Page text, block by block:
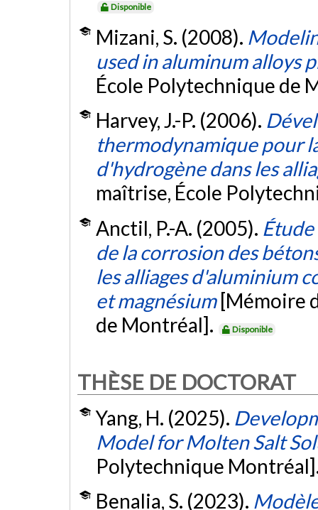
Disponible
Mizani, S. (2008).
used in aluminum alloys
École Polytechnique de
Harvey, J.-P. (2006).
thermodynamique pour
d'hydrogène dans les
maîtrise, École
Anctil, P.-A. (2005).
de la corrosion des
les alliages d'aluminium
et magnésium [Mémoire
de Montréal].
Disponible
THÈSE DE DOCTORAT
Yang, H. (2025).
Model for Molten Salt
Polytechnique
Benalia, S. (2023).